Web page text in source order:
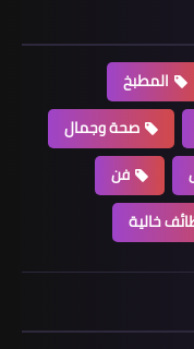
المطبخ
صحة وجمال
فن
خالية